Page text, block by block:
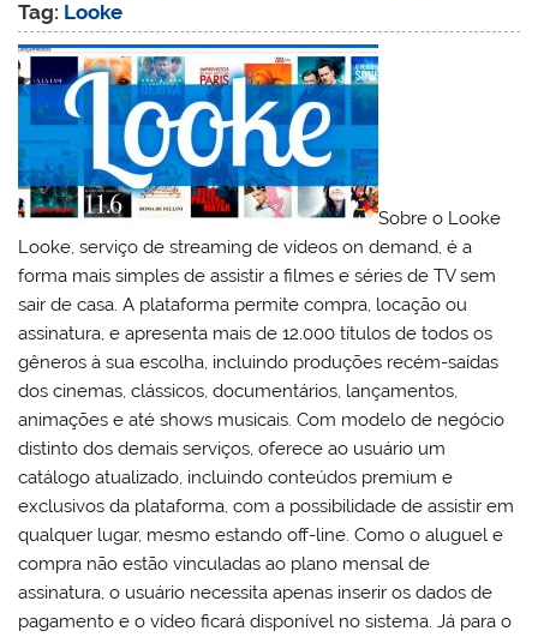
Tag: Looke
Sobre o Looke
Looke, serviço de streaming de vídeos on demand, é a
forma mais simples de assistir a filmes e séries de TV sem
sair de casa. A plataforma permite compra, locação ou
assinatura, e apresenta mais de 12.000 títulos de todos os
gêneros à sua escolha, incluindo produções recém-saídas
dos cinemas, clássicos, documentários, lançamentos,
animações e até shows musicais. Com modelo de negócio
distinto dos demais serviços, oferece ao usuário um
catálogo atualizado, incluindo conteúdos premium e
exclusivos da plataforma, com a possibilidade de assistir em
qualquer lugar, mesmo estando off-line. Como o aluguel e
compra não estão vinculadas ao plano mensal de
assinatura, o usuário necessita apenas inserir os dados de
pagamento e o vídeo ficará disponível no sistema. Já para o